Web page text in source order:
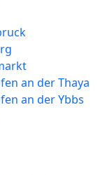
an der Thaya
an der Ybbs